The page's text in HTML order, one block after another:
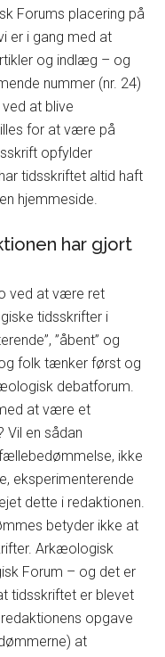
Forums placering på
er i gang med at
og indlæg – og
nummer (nr. 24)
at blive
for at være på
opfylder
tidsskriftet altid haft
hjemmeside.
har gjort
ved at være ret
tidsskrifter i
”åbent” og
folk tænker først og
debatforum.
at være et
Vil en sådan
ikke
eksperimenterende
dette i redaktionen.
betyder ikke at
Arkæologisk
Forum – og det er
tidsskriftet er blevet
opgave
at